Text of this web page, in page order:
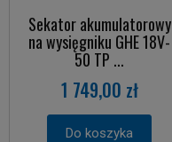
Sekator akumulatorowy
na wysięgniku GHE 18V-
50 TP ...
1 749,00 zł
Do koszyka